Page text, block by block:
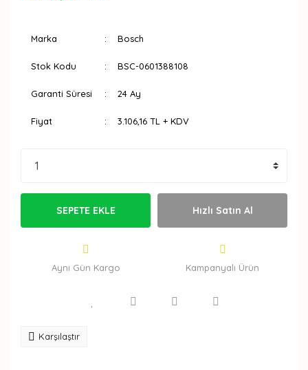
Marka Bosch
Stok Kodu BSC-0601388108
Garanti Süresi 24 Ay
Fiyat 3.106,16 TL + KDV
SEPETE EKLE Hızlı Satın Al
Aynı Gün Kargo Kampanyalı Ürün
Karşılaştır